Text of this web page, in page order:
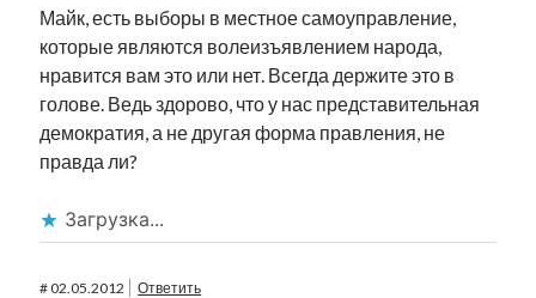
Майк, есть выборы в местное самоуправление,
которые являются волеизъявлением народа,
нравится вам это или нет. Всегда держите это в
голове. Ведь здорово, что у нас представительная
демократия, а не другая форма правления, не
правда ли?
Загрузка...
#02.05.2012 Ответить